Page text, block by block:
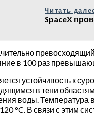
Читать
SpaceX
в 100 раз
устойчивость к
в тени
воды. Температура
°C. В связи с этим